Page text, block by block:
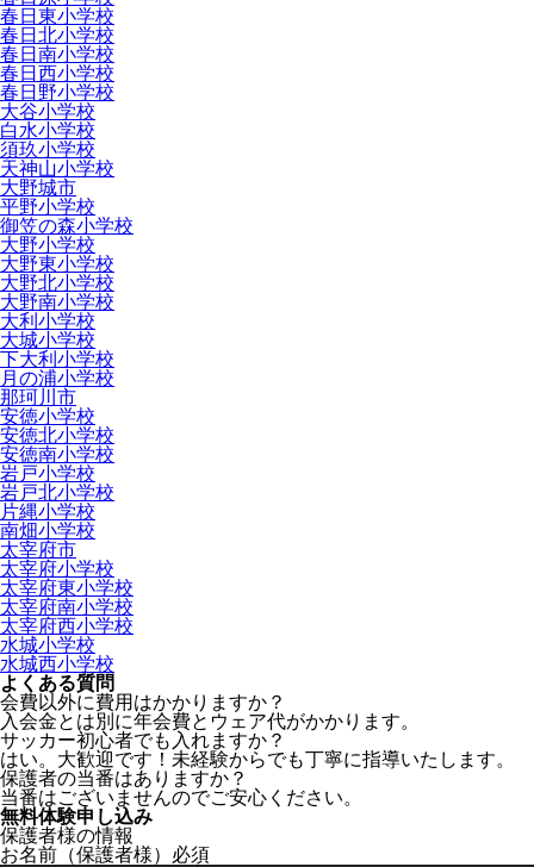
春日東小学校
春日北小学校
春日南小学校
春日西小学校
春日野小学校
大谷小学校
白水小学校
須玖小学校
天神山小学校
大野城市
平野小学校
御笠の森小学校
大野小学校
大野東小学校
大野北小学校
大野南小学校
大利小学校
大城小学校
下大利小学校
月の浦小学校
那珂川市
安徳小学校
安徳北小学校
安徳南小学校
岩戸小学校
岩戸北小学校
片縄小学校
南畑小学校
太宰府市
太宰府小学校
太宰府東小学校
太宰府南小学校
太宰府西小学校
水城小学校
水城西小学校
よくある質問
会費以外に費用はかかりますか？
入会金とは別に年会費とウェア代がかかります。
サッカー初心者でも入れますか？
はい。大歓迎です！未経験からでも丁寧に指導いたします。
保護者の当番はありますか？
当番はございませんのでご安心ください。
無料体験申し込み
保護者様の情報
お名前（保護者様） 必須